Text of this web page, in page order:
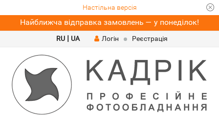
Настільна версія
Найближча відправка замовлень — у понеділок!
RU | UA Логін Реєстрація